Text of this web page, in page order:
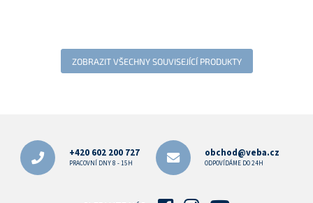
ZOBRAZIT VŠECHNY SOUVISEJÍCÍ PRODUKTY
+420 602 200 727
PRACOVNÍ DNY 8 - 15H
obchod@veba.cz
ODPOVÍDÁME DO 24H